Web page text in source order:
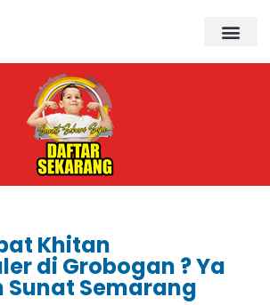
Khitan
di Grobogan ? Ya
Sunat Semarang